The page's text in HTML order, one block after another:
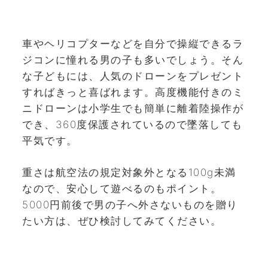
車やヘリコプターなどを自分で操縦できるラ
ジコンに憧れる男の子も多いでしょう。そん
な子どもには、人気のドローンをプレゼント
すればきっと喜ばれます。高度機能付きのミ
ニドローンは小学生でも簡単に離着陸操作が
でき、360度保護されているので墜落しても
平気です。
重さは航空法の規定対象外となる100g未満
なので、安心して遊べるのもポイント。
5000円前後で男の子へ外さないものを贈り
たい方は、ぜひ検討してみてください。